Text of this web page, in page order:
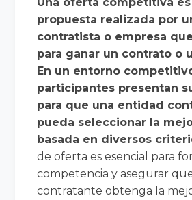
propuesta realizada por
contratista o empresa
para ganar un contrato o
En un entorno
participantes presentan
para que una entidad
pueda seleccionar la
basada en diversos
de oferta es esencial para
competencia y asegurar
contratante obtenga la